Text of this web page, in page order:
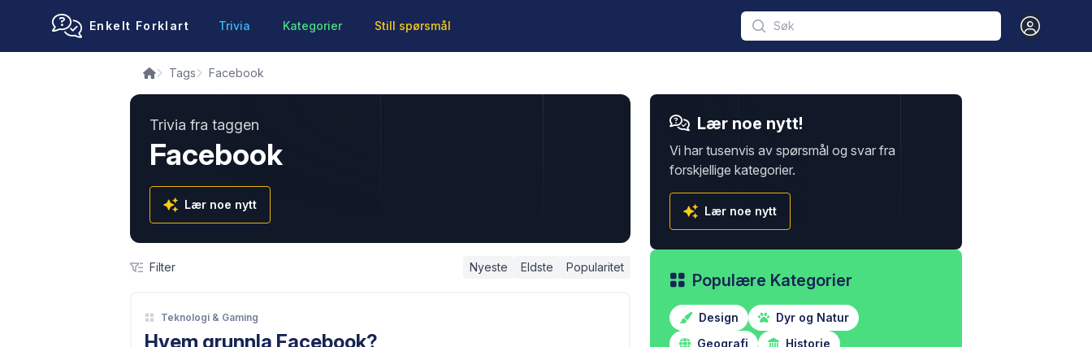
Enkelt Forklart Trivia Kategorier Still spørsmål Open user
Tags Facebook
Trivia fra taggen
Facebook
Lær noe nytt
Filter Nyeste Eldste Popularitet
Teknologi & Gaming
Hvem grunnla Facebook?
Lær noe nytt!
Vi har tusenvis av spørsmål og svar fra
forskjellige kategorier.
Lær noe nytt
Populære Kategorier
Design
Dyr og Natur
Geografi
Historie